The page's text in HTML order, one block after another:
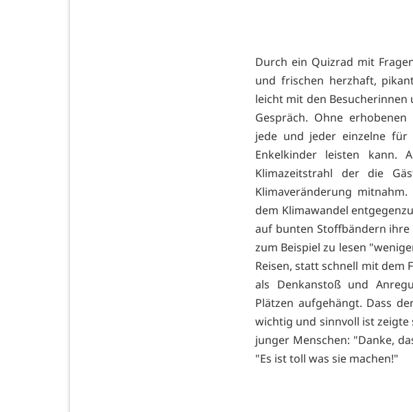
Durch ein Quizrad mit
und frischen herzhaft,
leicht mit den
Gespräch. Ohne
jede und jeder einzelne
Enkelkinder leisten kann.
Klimazeitstrahl der die
Klimaveränderung
dem Klimawandel
auf bunten Stoffbändern
zum Beispiel zu lesen
Reisen, statt schnell mit dem
als Denkanstoß und
Plätzen aufgehängt. Dass
wichtig und sinnvoll ist zeigte
junger Menschen: "Danke,
"Es ist toll was sie machen!"